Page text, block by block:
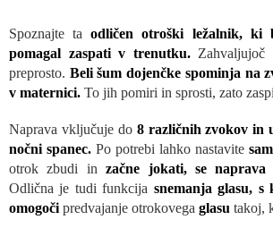
Spoznajte taodličen otroški ležalnik, ki
pomagal zaspati v trenutku.Zahvaljujoč
preprosto. Beli šum dojenčke spominja na
v maternici. To jih pomiri in sprosti, zato
Naprava vključuje do 8 različnih zvokov in
nočni spanec. Po potrebi lahko nastavite
otrok zbudi inzačne jokati, se naprava
Odlična je tudi funkcija snemanja glasu, s
omogoči predvajanje otrokovega glasu takoj,